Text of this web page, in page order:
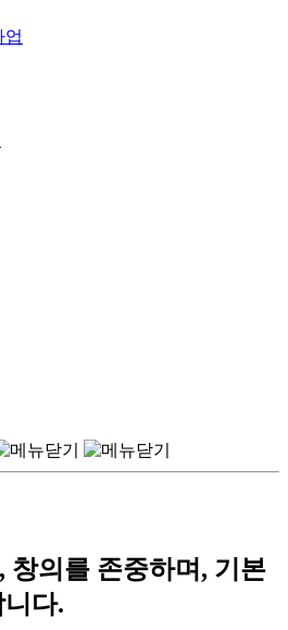
업
창의를 존중하며, 기본
다.